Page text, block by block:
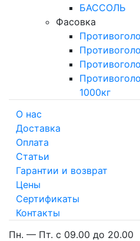
БАССОЛЬ
Фасовка
1000кг
О нас
Доставка
Оплата
Cтатьи
Гарантии и возврат
Цены
Сертификаты
Контакты
Пн. — Пт. с 09.00 до 20.00